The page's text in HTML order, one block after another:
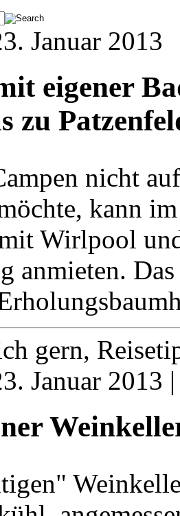
Januar 2013
eigener
zu
nicht
kann
Wirlpool
anmieten.
gern,
Januar 2013